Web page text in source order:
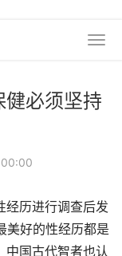
必须坚持
经历进行调查后发
美好的性经历都是
中国古代智者也认